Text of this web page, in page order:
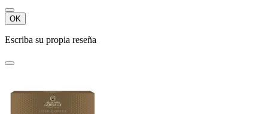
OK
Escriba su propia reseña